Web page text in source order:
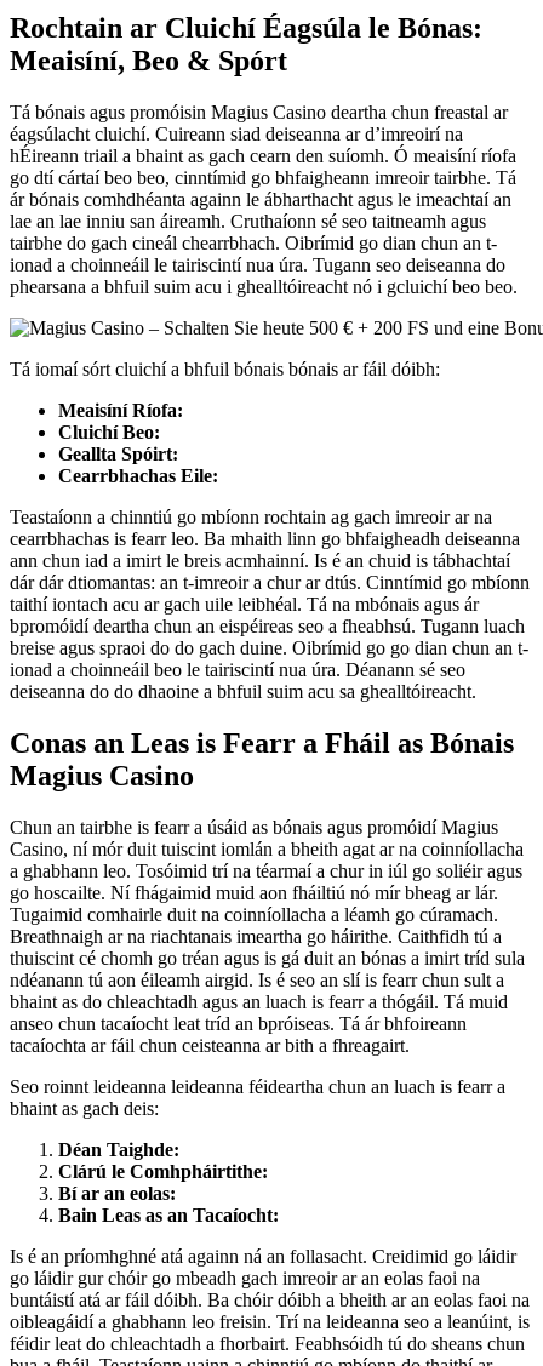
Rochtain ar Cluichí Éagsúla le Bónas:
Meaisíní, Beo & Spórt
Tá bónais agus promóisin Magius Casino deartha chun freastal ar
éagsúlacht cluichí. Cuireann siad deiseanna ar d’imreoirí na
hÉireann triail a bhaint as gach cearn den suíomh. Ó meaisíní ríofa
go dtí cártaí beo beo, cinntímid go bhfaigheann imreoir tairbhe. Tá
ár bónais comhdhéanta againn le ábharthacht agus le imeachtaí an
lae an lae inniu san áireamh. Cruthaíonn sé seo taitneamh agus
tairbhe do gach cineál chearrbhach. Oibrímid go dian chun an t-
ionad a choinneáil le tairiscintí nua úra. Tugann seo deiseanna do
phearsana a bhfuil suim acu i ghealltóireacht nó i gcluichí beo beo.
Tá iomaí sórt cluichí a bhfuil bónais bónais ar fáil dóibh:
Meaisíní Ríofa:
Cluichí Beo:
Geallta Spóirt:
Cearrbhachas Eile:
Teastaíonn a chinntiú go mbíonn rochtain ag gach imreoir ar na
cearrbhachas is fearr leo. Ba mhaith linn go bhfaigheadh deiseanna
ann chun iad a imirt le breis acmhainní. Is é an chuid is tábhachtaí
dár dár dtiomantas: an t-imreoir a chur ar dtús. Cinntímid go mbíonn
taithí iontach acu ar gach uile leibhéal. Tá na mbónais agus ár
bpromóidí deartha chun an eispéireas seo a fheabhsú. Tugann luach
breise agus spraoi do do gach duine. Oibrímid go go dian chun an t-
ionad a choinneáil beo le tairiscintí nua úra. Déanann sé seo
deiseanna do do dhaoine a bhfuil suim acu sa ghealltóireacht.
Conas an Leas is Fearr a Fháil as Bónais
Magius Casino
Chun an tairbhe is fearr a úsáid as bónais agus promóidí Magius
Casino, ní mór duit tuiscint iomlán a bheith agat ar na coinníollacha
a ghabhann leo. Tosóimid trí na téarmaí a chur in iúl go soliéir agus
go hoscailte. Ní fhágaimid muid aon fháiltiú nó mír bheag ar lár.
Tugaimid comhairle duit na coinníollacha a léamh go cúramach.
Breathnaigh ar na riachtanais imeartha go háirithe. Caithfidh tú a
thuiscint cé chomh go tréan agus is gá duit an bónas a imirt tríd sula
ndéanann tú aon éileamh airgid. Is é seo an slí is fearr chun sult a
bhaint as do chleachtadh agus an luach is fearr a thógáil. Tá muid
anseo chun tacaíocht leat tríd an bpróiseas. Tá ár bhfoireann
tacaíochta ar fáil chun ceisteanna ar bith a fhreagairt.
Seo roinnt leideanna leideanna féideartha chun an luach is fearr a
bhaint as gach deis:
Déan Taighde:
Clárú le Comhpháirtithe:
Bí ar an eolas:
Bain Leas as an Tacaíocht:
Is é an príomhghné atá againn ná an follasacht. Creidimid go láidir
go láidir gur chóir go mbeadh gach imreoir ar an eolas faoi na
buntáistí atá ar fáil dóibh. Ba chóir dóibh a bheith ar an eolas faoi na
oibleagáidí a ghabhann leo freisin. Trí na leideanna seo a leanúint, is
féidir leat do chleachtadh a fhorbairt. Feabhsóidh tú do sheans chun